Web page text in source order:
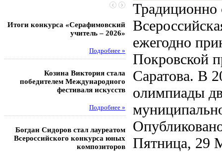
Итоги конкурса «Серафимовский
учитель – 2026»
Подробнее »
Козина Виктория стала
победителем Международного
фестиваля искусств
Подробнее »
Богдан Сидоров стал лауреатом
Всероссийского конкурса юных
композиторов
Чебаненко Глеб стал
областных
Музафаров Пётр стал
турнира
Педагоги
победителями
этапа XXI
конкурса «За
Традиционно
ежегодно
Покровской
Саратова. В
олимпиады
Пятница, 29